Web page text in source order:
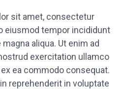
sit amet, consectetur
eiusmod tempor incididunt
aliqua. Ut enim ad
exercitation ullamco
ea commodo consequat.
reprehenderit in voluptate